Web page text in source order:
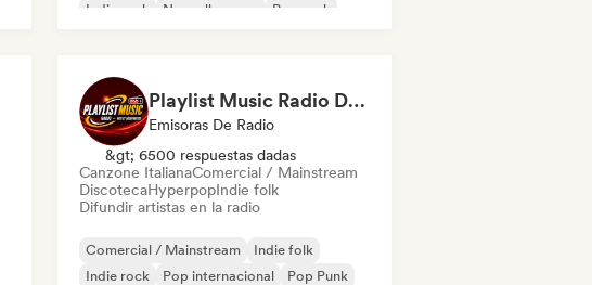
Indie rock
Nouvelle scene Pop rock
Playlist Music Radio DAB +
Emisoras De Radio
&gt; 6500 respuestas dadas
Canzone ItalianaComercial / Mainstream
DiscotecaHyperpopIndie folk
Difundir artistas en la radio
Comercial / Mainstream
Indie folk
Indie rock
Pop internacional
Pop Punk